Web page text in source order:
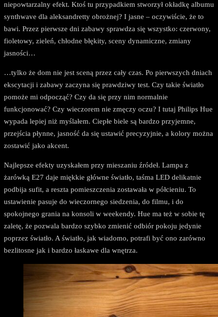
niepowtarzalny efekt. Ktoś tu przypadkiem stworzył okładkę albumu
synthwave dla aleksandretty obrożnej? I jasne – oczywiście, że to
bawi. Przez pierwsze dni zabawy sprawdza się wszystko: czerwony,
fioletowy, zieleń, chłodne błękity, sceny dynamiczne, zmiany
jasności…
…tylko że dom nie jest sceną przez cały czas. Po pierwszych dniach
ekscytacji i zabawy zaczyna się prawdziwy test. Czy takie światło
pomoże mi odpocząć? Czy da się przy nim normalnie
funkcjonować? Czy wieczorem nie zmęczy oczu? I tutaj Philips Hue
wypada lepiej niż myślałem. Ciepłe biele są bardzo przyjemne,
przejścia płynne, jasność da się ustawić precyzyjnie, a kolory można
zostawić jako akcent.
Najlepsze efekty uzyskałem przy mieszaniu źródeł. Lampa z
żarówką E27 daje miękkie główne światło, taśma LED delikatnie
podbija sufit, a reszta pomieszczenia zostawała w półcieniu. To
ustawienie pasuje do wieczornego siedzenia, do filmu, i do
spokojnego grania na konsoli w weekendy. Hue ma też w sobie tę
zaletę, że pozwala bardzo szybko zmienić odbiór pokoju jedynie
poprzez światło. A światło, jak wiadomo, potrafi być ono zarówno
bezlitosne jak i bardzo łaskawe dla wnętrza.